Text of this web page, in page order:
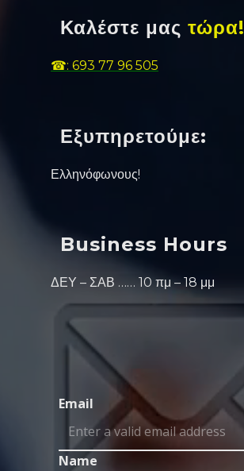
Καλέστε μας τώρα!
☎: 693 77 96 505
Εξυπηρετούμε:
Ελληνόφωνους!
Business Hours
ΔΕΥ – ΣΑΒ …… 10 πμ – 18 μμ
Email
Name